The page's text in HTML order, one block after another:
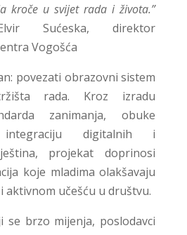
kroče u svijet rada i života.”
Sućeska, direktor
Vogošća
povezati obrazovni sistem
rada. Kroz izradu
zanimanja, obuke
digitalnih i
projekat doprinosi
koje mladima olakšavaju
aktivnom učešću u društvu.
se brzo mijenja, poslodavci